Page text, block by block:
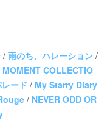
/ 雨のち、ハレーション /
MOMENT COLLECTIO
ード / My Starry Diary
/ NEVER ODD OR